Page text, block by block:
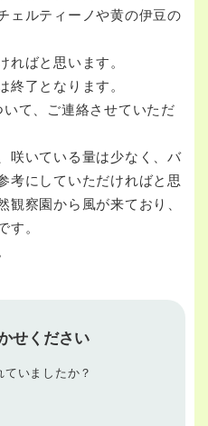
ェルティーノや黄の伊豆の
ればと思います。
終了となります。
て、ご連絡させていただ
咲いている量は少なく、バ
考にしていただければと思
観察園から風が来ており、
す。
せください
いましたか？